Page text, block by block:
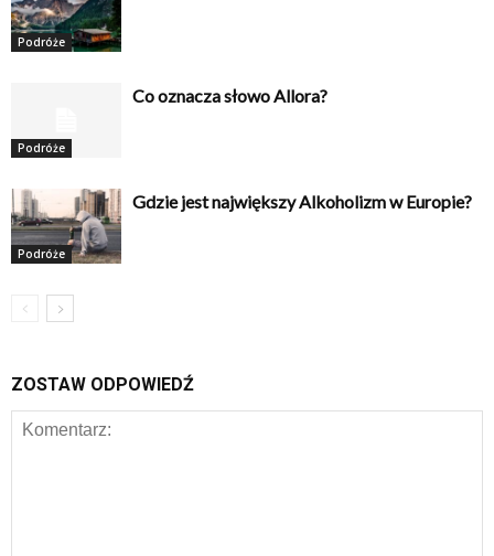
Podróże
Podróże
Co oznacza słowo Allora?
Podróże
Gdzie jest największy Alkoholizm w Europie?
ZOSTAW ODPOWIEDŹ